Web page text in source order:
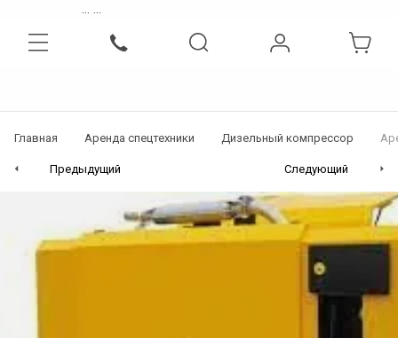
... ...
Главная Аренда спецтехники Дизельный компрессор
Предыдущий Следующий